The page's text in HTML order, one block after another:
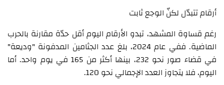
أرقام تتبدّل لكنّ الوجع ثابت
رغم قساوة المشهد، تبدو الأرقام اليوم أقل حدّة مقارنة بالحرب
الماضية. ففي عام 2024، بلغ عدد الجثامين المدفونة "وديعة"
في قضاء صور نحو 232، بينها أكثر من 165 في يوم واحد. أما
اليوم، فلا يتجاوز العدد الإجمالي نحو 120.